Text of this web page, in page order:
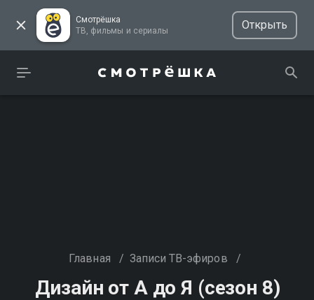
Смотрёшка
ТВ, фильмы и сериалы
Открыть
Главная / Записи ТВ-эфиров /
Дизайн от А до Я (сезон 8)